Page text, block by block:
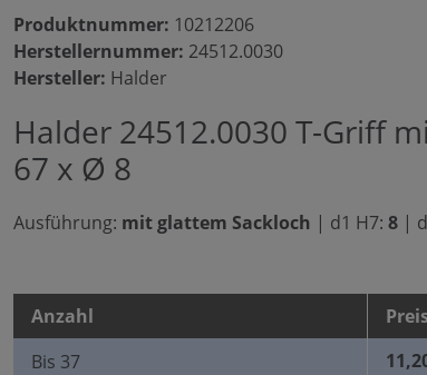
Produktnummer: 10212206
Herstellernummer: 24512.0030
Hersteller: Halder
Halder 24512.0030 T-Griff
67 x Ø 8
Ausführung: mit glattem Sackloch | d1 H7: 8 |
Anzahl
Bis 37